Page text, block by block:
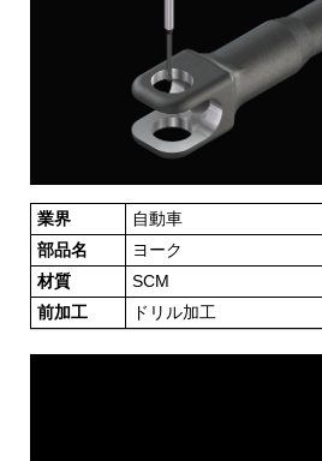
業界
自動車
部品名
ヨーク
材質
SCM
前加工
ドリル加工